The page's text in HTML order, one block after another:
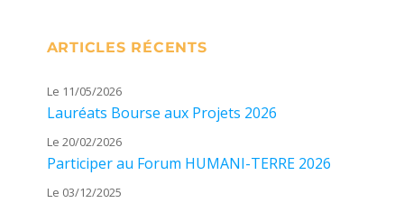
ARTICLES RÉCENTS
Le 11/05/2026
Lauréats Bourse aux Projets 2026
Le 20/02/2026
Participer au Forum HUMANI-TERRE 2026
Le 03/12/2025